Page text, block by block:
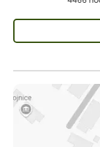
Vše v
ověřený
Rostlina mi